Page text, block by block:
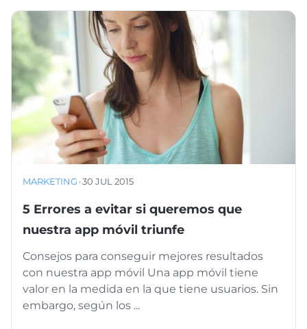
MARKETING ·30 JUL 2015
5 Errores a evitar si queremos que
nuestra app móvil triunfe
Consejos para conseguir mejores resultados
con nuestra app móvil Una app móvil tiene
valor en la medida en la que tiene usuarios. Sin
embargo, según los ...